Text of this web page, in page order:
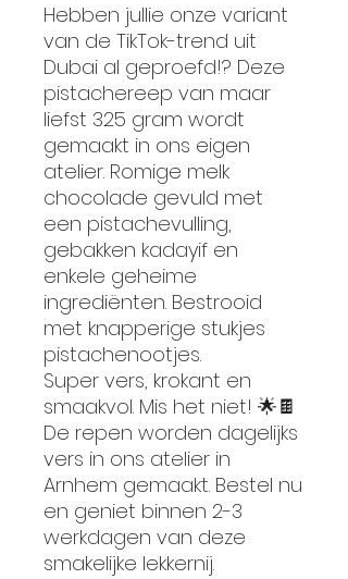
Hebben jullie onze variant
van de TikTok-trend uit
Dubai al geproefd!? Deze
pistachereep van maar
liefst 325 gram wordt
gemaakt in ons eigen
atelier. Romige melk
chocolade gevuld met
een pistachevulling,
gebakken kadayif en
enkele geheime
ingrediënten. Bestrooid
met knapperige stukjes
pistachenootjes.
Super vers, krokant en
smaakvol. Mis het niet! 🌟🍫
De repen worden dagelijks
vers in ons atelier in
Arnhem gemaakt. Bestel nu
en geniet binnen 2-3
werkdagen van deze
smakelijke lekkernij.